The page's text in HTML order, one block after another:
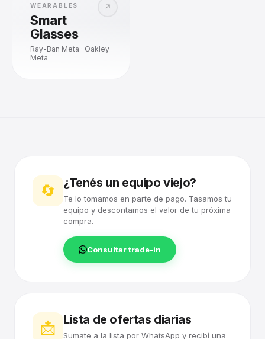
↗
WEARABLES
Smart
Glasses
Ray-Ban Meta · Oakley
Meta
🔄 ¿Tenés un equipo viejo?
Te lo tomamos en parte de pago. Tasamos tu
equipo y descontamos el valor de tu próxima
compra.
Consultar trade-in
📩 Lista de ofertas diarias
Sumate a la lista por WhatsApp y recibí una